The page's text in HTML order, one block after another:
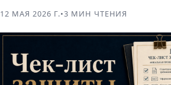
12 МАЯ 2026 Г.•3 МИН ЧТЕНИЯ